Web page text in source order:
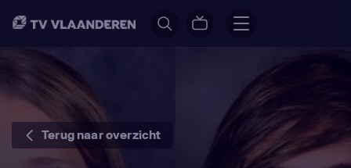
Terug naar overzicht